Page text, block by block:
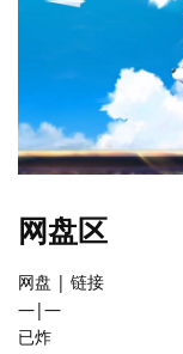
网盘区
网盘 | 链接
—|—
已炸